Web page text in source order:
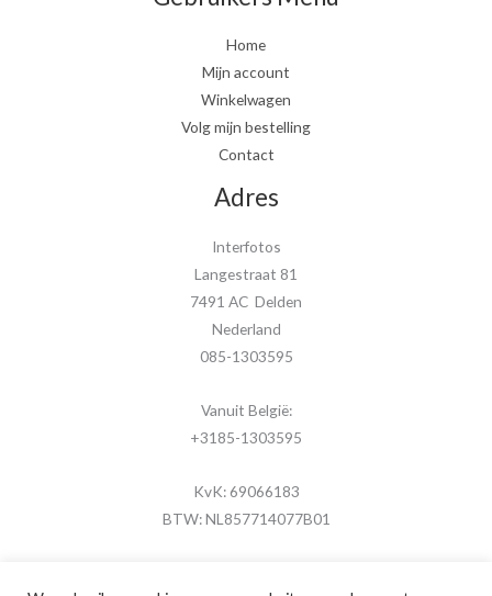
Home
Mijn account
Winkelwagen
Volg mijn bestelling
Contact
Adres
Interfotos
Langestraat 81
7491 AC Delden
Nederland
085-1303595
Vanuit België:
+3185-1303595
KvK: 69066183
BTW: NL857714077B01